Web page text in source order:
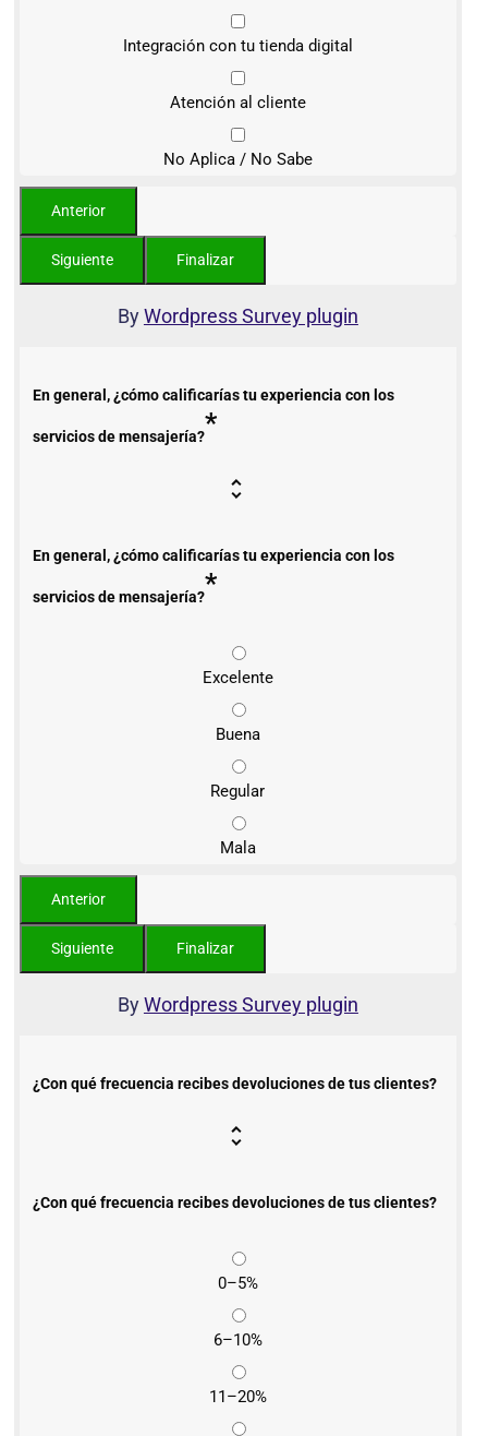
Integración con tu tienda digital
Atención al cliente
No Aplica / No Sabe
ByWordpress Survey plugin
En general, ¿cómo calificarías tu experiencia con los
servicios de mensajería?*
En general, ¿cómo calificarías tu experiencia con los
servicios de mensajería?*
Excelente
Buena
Regular
Mala
ByWordpress Survey plugin
¿Con qué frecuencia recibes devoluciones de tus clientes?
¿Con qué frecuencia recibes devoluciones de tus clientes?
0–5%
6–10%
11–20%